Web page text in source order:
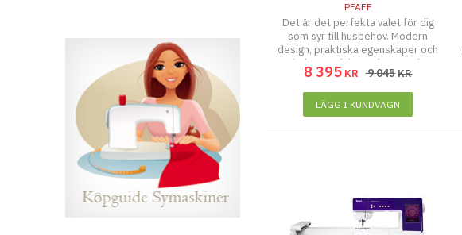
PFAFF
Det är det perfekta valet för dig
som syr till husbehov. Modern
design, praktiska egenskaper och
enkel användning – det är Select
3.2 från PFAFF®.
8 395 KR 9 045KR
LÄGG I KUNDVAGN